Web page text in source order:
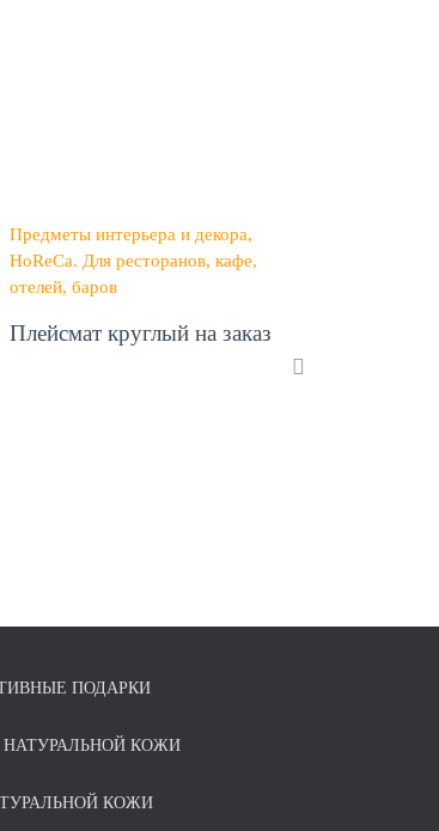
Предметы интерьера и декора
HoReCa. Для ресторанов, кафе,
отелей, баров
Плейсмат круглый на заказ
ПОДАРКИ
НАТУРАЛЬНОЙ КОЖИ
КОЖИ